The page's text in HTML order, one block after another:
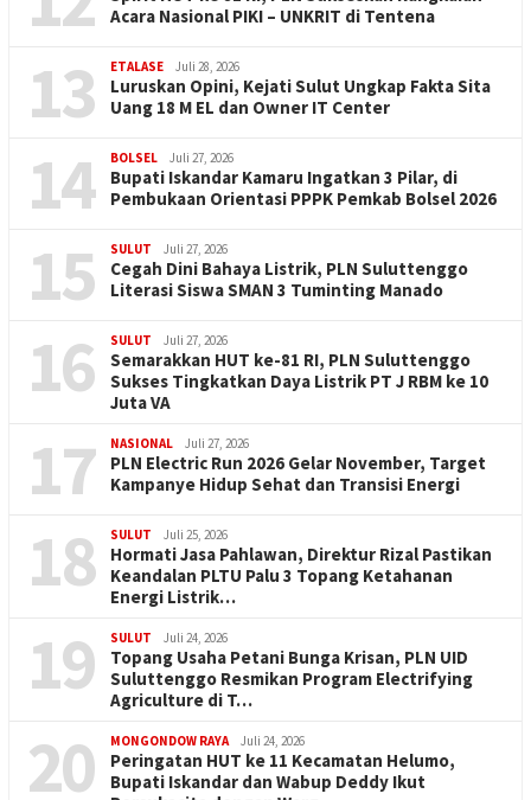
Acara Nasional PIKI – UNKRIT di Tentena
13 ETALASE Juli 28, 2026
Luruskan Opini, Kejati Sulut Ungkap Fakta Sita
Uang 18 M EL dan Owner IT Center
14 BOLSEL Juli 27, 2026
Bupati Iskandar Kamaru Ingatkan 3 Pilar, di
Pembukaan Orientasi PPPK Pemkab Bolsel 2026
15 SULUT Juli 27, 2026
Cegah Dini Bahaya Listrik, PLN Suluttenggo
Literasi Siswa SMAN 3 Tuminting Manado
16 SULUT Juli 27, 2026
Semarakkan HUT ke-81 RI, PLN Suluttenggo
Sukses Tingkatkan Daya Listrik PT J RBM ke 10
Juta VA
17 NASIONAL Juli 27, 2026
PLN Electric Run 2026 Gelar November, Target
Kampanye Hidup Sehat dan Transisi Energi
18 SULUT Juli 25, 2026
Hormati Jasa Pahlawan, Direktur Rizal Pastikan
Keandalan PLTU Palu 3 Topang Ketahanan
Energi Listrik…
19 SULUT Juli 24, 2026
Topang Usaha Petani Bunga Krisan, PLN UID
Suluttenggo Resmikan Program Electrifying
Agriculture di T…
20 MONGONDOW RAYA Juli 24, 2026
Peringatan HUT ke 11 Kecamatan Helumo,
Bupati Iskandar dan Wabup Deddy Ikut